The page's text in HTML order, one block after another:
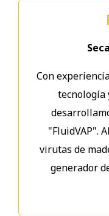
Con
tecnología
"FluidVAP".
virutas de
generador